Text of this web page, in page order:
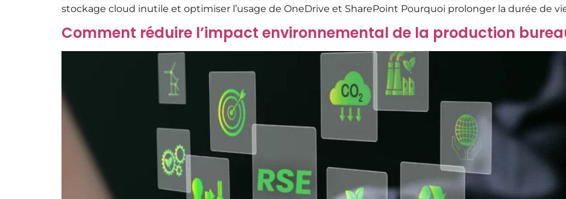
stockage cloud inutile et optimiser l’usage de OneDrive et SharePoint Pourquoi prolonger la durée de
Comment réduire l’impact environnemental de la production